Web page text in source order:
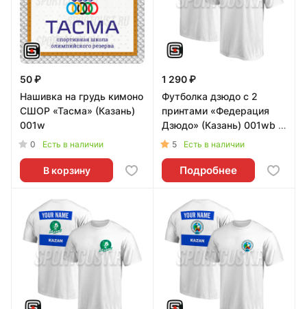
50 ₽
Нашивка на грудь кимоно
СШОР «Тасма» (Казань)
001w
0 Есть в наличии
В корзину
1 290 ₽
Футболка дзюдо с 2
принтами «Федерация
Дзюдо» (Казань) 001wb -
525 Есть в наличии
Подробнее